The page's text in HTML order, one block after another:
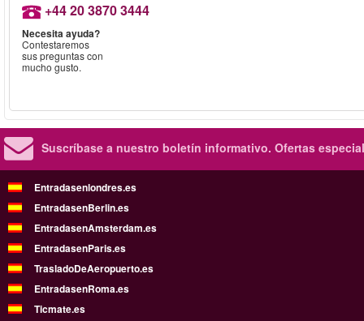
+44 20 3870 3444
Necesita ayuda?
Contestaremos
sus preguntas con
mucho gusto.
Suscríbase a nuestro boletín informativo. Ofertas
Entradasenlondres.es
EntradasenBerlin.es
EntradasenAmsterdam.es
EntradasenParis.es
TrasladoDeAeropuerto.es
EntradasenRoma.es
Ticmate.es